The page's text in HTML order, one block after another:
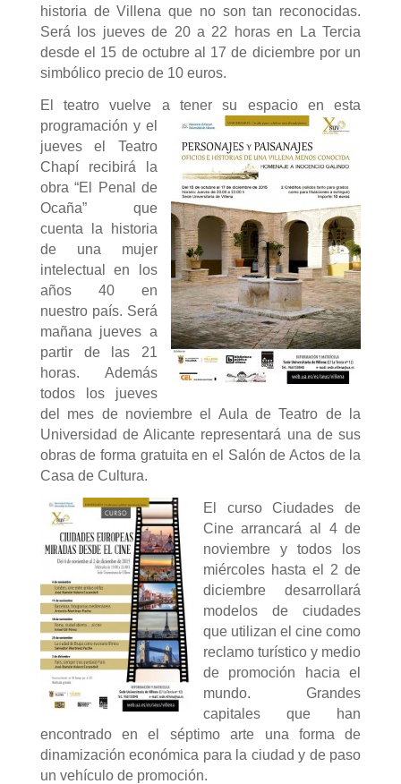
historia de Villena que no son tan reconocidas.
Será los jueves de 20 a 22 horas en La Tercia
desde el 15 de octubre al 17 de diciembre por un
simbólico precio de 10 euros.
El teatro vuelve a tener su espacio en esta
programación y el
jueves el Teatro
Chapí recibirá la
obra “El Penal de
Ocaña” que
cuenta la historia
de una mujer
intelectual en los
años 40 en
nuestro país. Será
mañana jueves a
partir de las 21
horas. Además
todos los jueves
del mes de noviembre el Aula de Teatro de la
Universidad de Alicante representará una de sus
obras de forma gratuita en el Salón de Actos de la
Casa de Cultura.
El curso Ciudades de
Cine arrancará al 4 de
noviembre y todos los
miércoles hasta el 2 de
diciembre desarrollará
modelos de ciudades
que utilizan el cine como
reclamo turístico y medio
de promoción hacia el
mundo. Grandes
capitales que han
encontrado en el séptimo arte una forma de
dinamización económica para la ciudad y de paso
un vehículo de promoción.